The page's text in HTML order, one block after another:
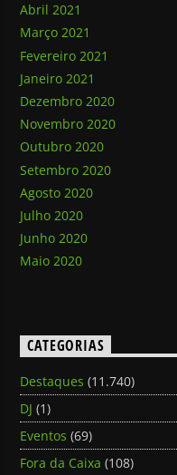
Abril 2021
Março 2021
Fevereiro 2021
Janeiro 2021
Dezembro 2020
Novembro 2020
Outubro 2020
Setembro 2020
Agosto 2020
Julho 2020
Junho 2020
Maio 2020
CATEGORIAS
Destaques (11.740)
DJ (1)
Eventos (69)
Fora da Caixa (108)